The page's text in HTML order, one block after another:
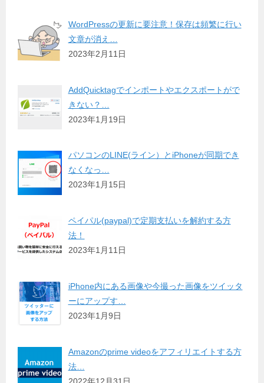
WordPressの更新に要注意！保存は頻繁に行い
文章が消え…
2023年2月11日
AddQuicktagでインポートやエクスポートがで
きない？…
2023年1月19日
パソコンのLINE(ライン）とiPhoneが同期でき
なくなっ…
2023年1月15日
ペイパル(paypal)で定期支払いを解約する方
法！
2023年1月11日
iPhone内にある画像や今撮った画像をツイッタ
ーにアップす…
2023年1月9日
Amazonのprime videoをアフィリエイトする方
法…
2022年12月31日